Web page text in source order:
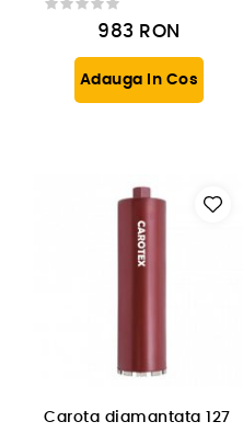
983 RON
Adauga In Cos
Carota diamantata 127